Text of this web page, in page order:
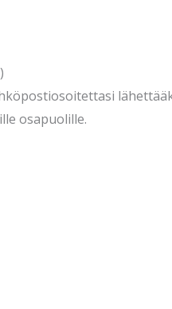
osapuolille.